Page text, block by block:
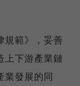
規範》，妥善
上下游產業鏈
業發展的同